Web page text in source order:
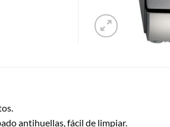
antihuellas, fácil de limpiar.